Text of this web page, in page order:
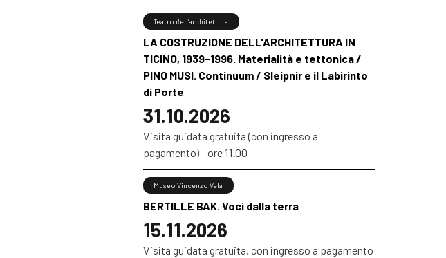
LA COSTRUZIONE DELL'ARCHITETTURA IN
TICINO, 1939-1996. Materialità e tettonica /
PINO MUSI. Continuum / Sleipnir e il Labirinto
di Porte
31.10.2026
Teatro dell’architettura
Visita guidata gratuita (con ingresso a
pagamento) - ore 11.00
BERTILLE BAK. Voci dalla terra
15.11.2026
Museo Vincenzo Vela
Visita guidata gratuita, con ingresso a pagamento